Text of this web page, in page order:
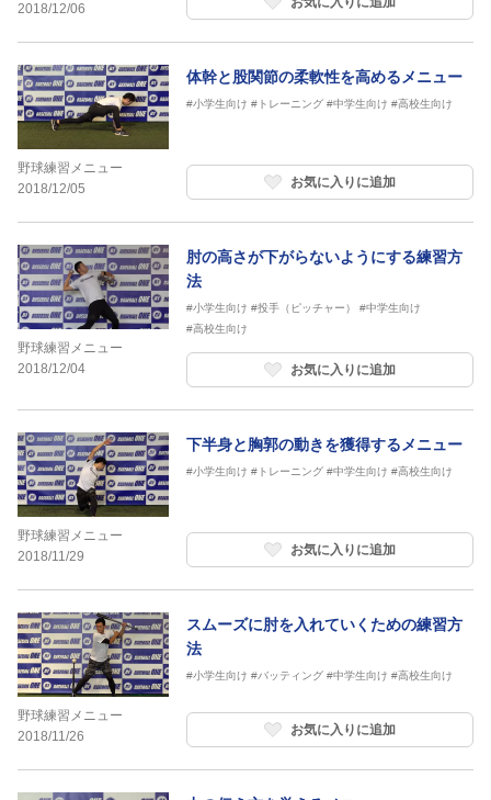
2018/12/06
野球練習メニュー
2018/12/05
体幹と股関節の柔軟性を高めるメニュー
#小学生向け #トレーニング #中学生向け #高校生向け
お気に入りに追加
野球練習メニュー
2018/12/04
肘の高さが下がらないようにする練習方
法
#小学生向け #投手（ピッチャー）
#中学生向け
#高校生向け
お気に入りに追加
野球練習メニュー
2018/11/29
下半身と胸郭の動きを獲得するメニュー
#小学生向け #トレーニング #中学生向け #高校生向け
お気に入りに追加
野球練習メニュー
2018/11/26
スムーズに肘を入れていくための練習方
法
#小学生向け #バッティング #中学生向け #高校生向け
お気に入りに追加